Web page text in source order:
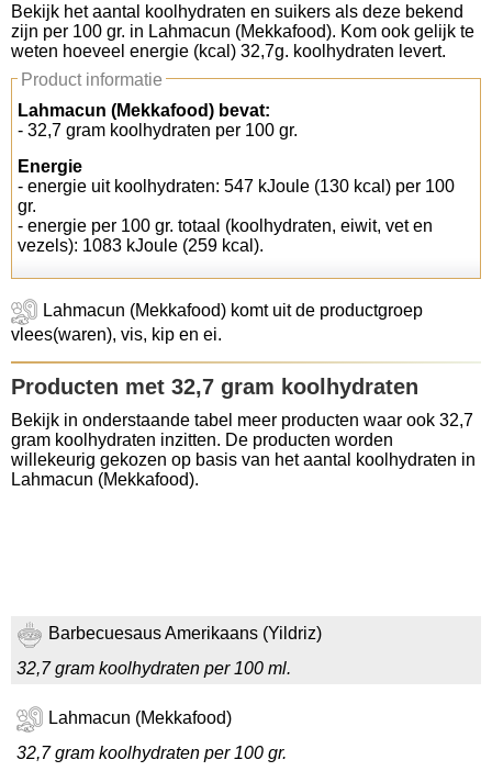
Koolhydraten tellen
Links
Bekijk het aantal koolhydraten en suikers als deze bekend
zijn per 100 gr. in Lahmacun (Mekkafood). Kom ook gelijk te
weten hoeveel energie (kcal) 32,7g. koolhydraten levert.
Product informatie
Lahmacun (Mekkafood) bevat:
- 32,7 gram koolhydraten per 100 gr.
Energie
- energie uit koolhydraten: 547 kJoule (130 kcal) per 100
gr.
- energie per 100 gr. totaal (koolhydraten, eiwit, vet en
vezels): 1083 kJoule (259 kcal).
Lahmacun (Mekkafood) komt uit de productgroep
vlees(waren), vis, kip en ei.
Producten met 32,7 gram koolhydraten
Bekijk in onderstaande tabel meer producten waar ook 32,7
gram koolhydraten inzitten. De producten worden
willekeurig gekozen op basis van het aantal koolhydraten in
Lahmacun (Mekkafood).
Barbecuesaus Amerikaans (Yildriz)
32,7 gram koolhydraten per 100 ml.
Lahmacun (Mekkafood)
32,7 gram koolhydraten per 100 gr.